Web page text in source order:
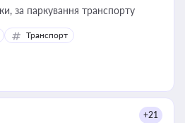
плату за земельні ділянки, за паркування транспорту
Транспорт
+21